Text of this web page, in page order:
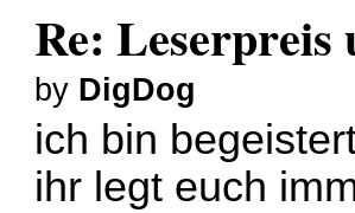
Re: Leserpreis
by DigDog
ich bin
ihr legt euch